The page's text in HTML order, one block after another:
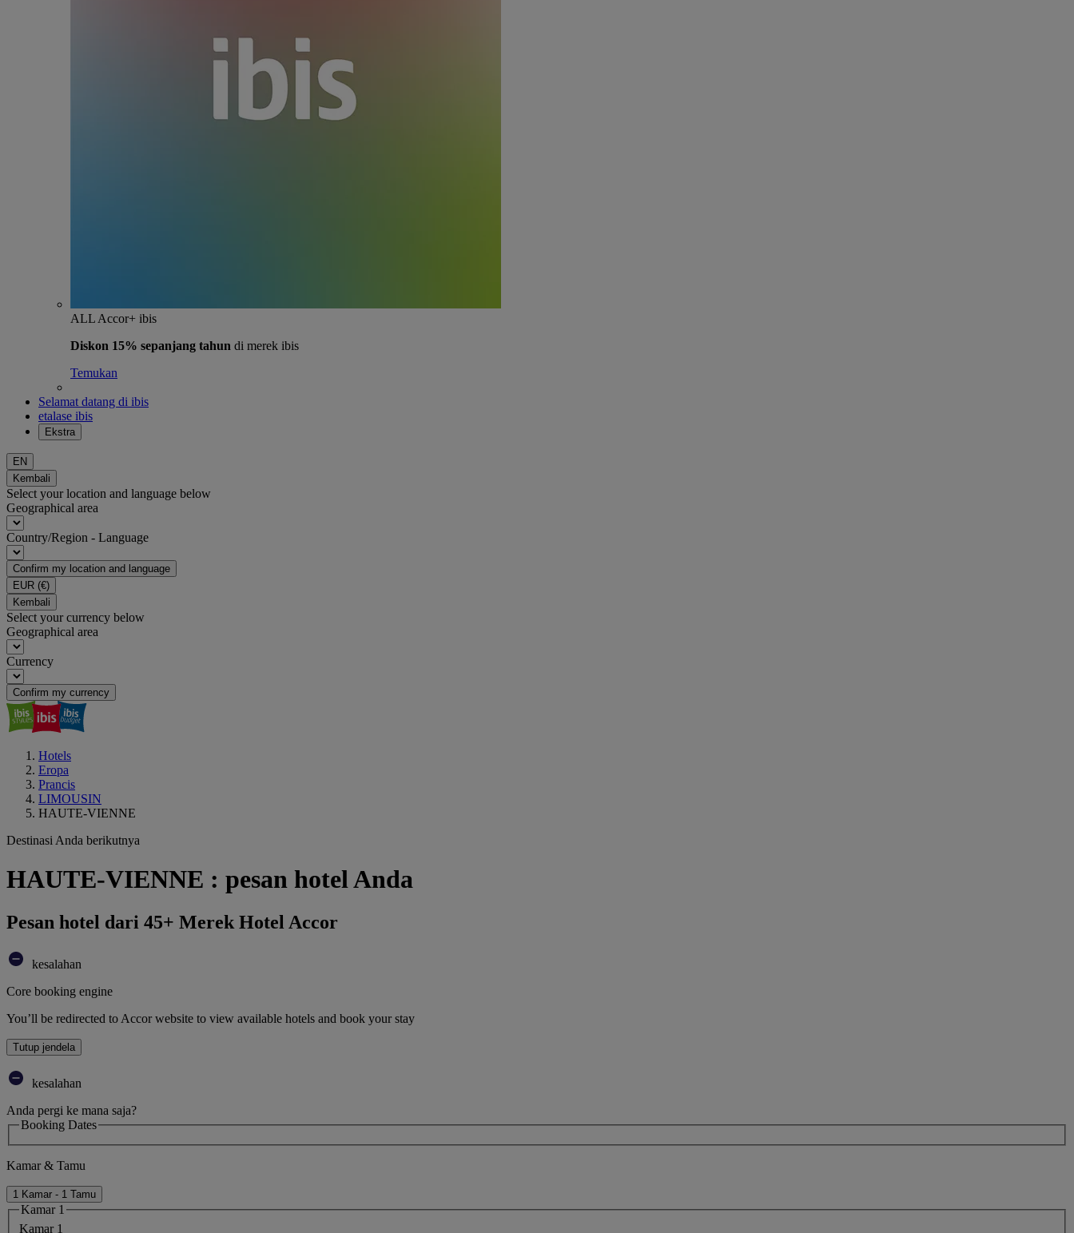
ALL Accor+ ibis
Diskon 15% sepanjang tahun di merek ibis
Temukan
Selamat datang di ibis
etalase ibis
Ekstra
EN
Kembali
Select your location and language below
Geographical area
Country/Region - Language
Confirm my location and language
EUR (€)
Kembali
Select your currency below
Geographical area
Currency
Confirm my currency
Hotels
Eropa
Prancis
LIMOUSIN
HAUTE-VIENNE
Destinasi Anda berikutnya
HAUTE-VIENNE : pesan hotel Anda
Pesan hotel dari 45+ Merek Hotel Accor
kesalahan
Core booking engine
You’ll be redirected to Accor website to view available hotels and book your stay
Tutup jendela
kesalahan
Anda pergi ke mana saja?
Booking Dates
Kamar & Tamu
1 Kamar - 1 Tamu
Kamar 1
Kamar 1